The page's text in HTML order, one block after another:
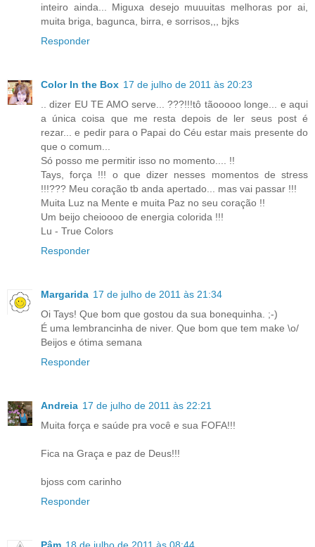
inteiro ainda... Miguxa desejo muuuitas melhoras por ai,
muita briga, bagunca, birra, e sorrisos,,, bjks
Responder
Color In the Box 17 de julho de 2011 às 20:23
.. dizer EU TE AMO serve... ???!!!tô tãooooo longe... e aqui
a única coisa que me resta depois de ler seus post é
rezar... e pedir para o Papai do Céu estar mais presente do
que o comum...
Só posso me permitir isso no momento.... !!
Tays, força !!! o que dizer nesses momentos de stress
!!!??? Meu coração tb anda apertado... mas vai passar !!!
Muita Luz na Mente e muita Paz no seu coração !!
Um beijo cheioooo de energia colorida !!!
Lu - True Colors
Responder
Margarida 17 de julho de 2011 às 21:34
Oi Tays! Que bom que gostou da sua bonequinha. ;-)
É uma lembrancinha de niver. Que bom que tem make \o/
Beijos e ótima semana
Responder
Andreia 17 de julho de 2011 às 22:21
Muita força e saúde pra você e sua FOFA!!!
Fica na Graça e paz de Deus!!!
bjoss com carinho
Responder